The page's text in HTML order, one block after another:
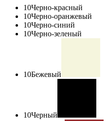
10Черно-красный
10Черно-оранжевый
10Черно-синий
10Черно-зеленый
10Бежевый
10Черный